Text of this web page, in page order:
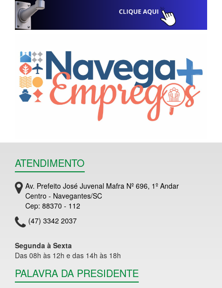
ATENDIMENTO
Av. Prefeito José Juvenal Mafra Nº 696, 1º Andar
Centro - Navegantes/SC
Cep: 88370 - 112
(47) 3342 2037
Segunda à Sexta
Das 08h às 12h e das 14h às 18h
PALAVRA DA PRESIDENTE